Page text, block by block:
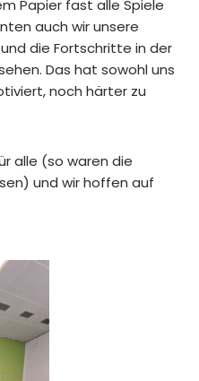
Papier fast alle Spiele
auch wir unsere
die Fortschritte in der
Das hat sowohl uns
noch härter zu
alle (so waren die
und wir hoffen auf